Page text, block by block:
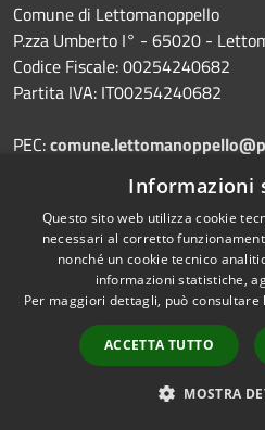
Comune di Lettomanoppello
P.zza Umberto I° - 65020 -
Codice Fiscale: 00254240682
Partita IVA: IT00254240682
PEC:
Centralino Unico: 085.8570755
Codice Univoco: UFN1J9
Codice IPA: c_e558
Prenotazione appuntamento
Segnalazione disservizio
Informazioni
Questo sito web utilizza cookie
necessari al corretto
nonché un cookie tecnico
informazioni statistiche,
Per maggiori dettagli, può consultare
ACCETTA TUTTO
MOSTRA